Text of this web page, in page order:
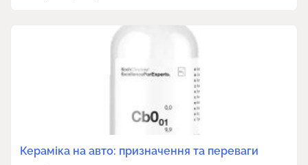
Кераміка на авто: призначення та переваги